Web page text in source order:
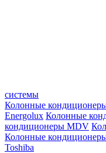
системы
Колонные
Energolux Колонные
кондиционеры MDV
Колонные
Toshiba